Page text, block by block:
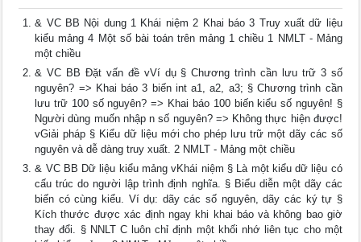
& VC BB Nội dung 1 Khái niệm 2 Khai báo 3 Truy xuất dữ liệu
kiểu mảng 4 Một số bài toán trên mảng 1 chiều 1 NMLT - Mảng
một chiều
& VC BB Đặt vấn đề vVí dụ § Chương trình cần lưu trữ 3 số
nguyên? => Khai báo 3 biến int a1, a2, a3; § Chương trình cần
lưu trữ 100 số nguyên? => Khai báo 100 biến kiểu số nguyên! §
Người dùng muốn nhập n số nguyên? => Không thực hiện được!
vGiải pháp § Kiểu dữ liệu mới cho phép lưu trữ một dãy các số
nguyên và dễ dàng truy xuất. 2 NMLT - Mảng một chiều
& VC BB Dữ liệu kiểu mảng vKhái niệm § Là một kiểu dữ liệu có
cấu trúc do người lập trình định nghĩa. § Biểu diễn một dãy các
biến có cùng kiểu. Ví dụ: dãy các số nguyên, dãy các ký tự §
Kích thước được xác định ngay khi khai báo và không bao giờ
thay đổi. § NNLT C luôn chỉ định một khối nhớ liên tục cho một